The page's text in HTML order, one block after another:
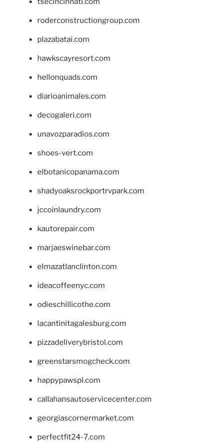
roderconstructiongroup.com
plazabatai.com
hawkscayresort.com
hellonquads.com
diarioanimales.com
decogaleri.com
unavozparadios.com
shoes-vert.com
elbotanicopanama.com
shadyoaksrockportrvpark.com
jccoinlaundry.com
kautorepair.com
marjaeswinebar.com
elmazatlanclinton.com
ideacoffeenyc.com
odieschillicothe.com
lacantinitagalesburg.com
pizzadeliverybristol.com
greenstarsmogcheck.com
happypawspl.com
callahansautoservicecenter.com
georgiascornermarket.com
perfectfit24-7.com